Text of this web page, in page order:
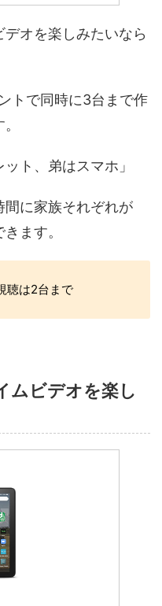
オを楽しみたいなら
トで同時に3台まで作
ト、弟はスマホ」
に家族それぞれが
ます。
聴は2台まで
ムビデオを楽し